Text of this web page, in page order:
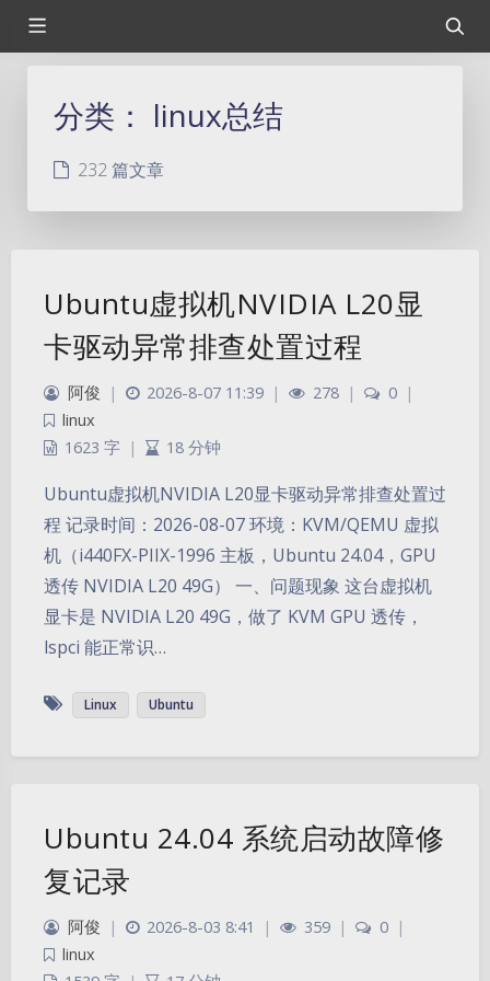
分类： linux总结
232 篇文章
Ubuntu虚拟机NVIDIA L20显
卡驱动异常排查处置过程
阿俊 | 2026-8-07 11:39 | 278 | 0 |
linux
1623 字 | 18 分钟
Ubuntu虚拟机NVIDIA L20显卡驱动异常排查处置过
程 记录时间：2026-08-07 环境：KVM/QEMU 虚拟
机（i440FX-PIIX-1996 主板，Ubuntu 24.04，GPU
透传 NVIDIA L20 49G） 一、问题现象 这台虚拟机
显卡是 NVIDIA L20 49G，做了 KVM GPU 透传，
lspci 能正常识…
Linux Ubuntu
Ubuntu 24.04 系统启动故障修
复记录
阿俊 | 2026-8-03 8:41 | 359 | 0 |
linux